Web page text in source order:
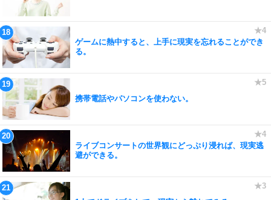
ゲームに熱中すると、上手に現実を忘れることができ
る。
携帯電話やパソコンを使わない。
ライブコンサートの世界観にどっぷり浸れば、現実逃
避ができる。